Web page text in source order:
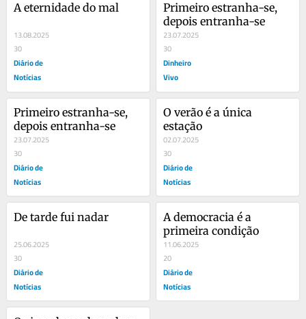
A eternidade do mal
13.08.2025
30
Diário de
Notícias
Primeiro estranha-se,
depois entranha-se
23.07.2025
30
Dinheiro
Vivo
Primeiro estranha-se,
depois entranha-se
23.07.2025
30
Diário de
Notícias
O verão é a única
estação
02.07.2025
30
Diário de
Notícias
De tarde fui nadar
25.06.2025
30
Diário de
Notícias
A democracia é a
primeira condição
11.06.2025
20
Diário de
Notícias